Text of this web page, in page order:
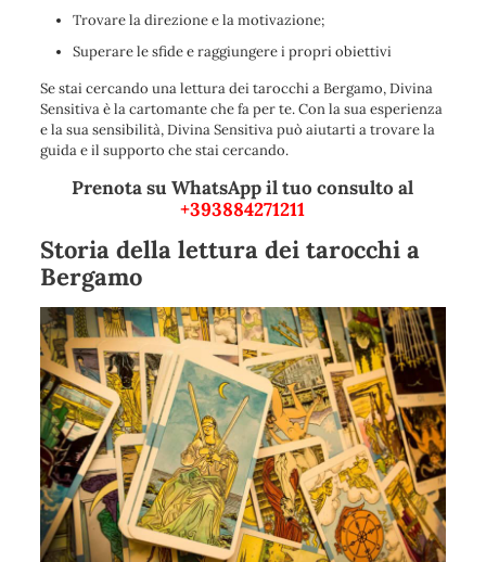
Trovare la direzione e la motivazione;
Superare le sfide e raggiungere i propri obiettivi
Se stai cercando una lettura dei tarocchi a Bergamo, Divina
Sensitiva è la cartomante che fa per te. Con la sua esperienza
e la sua sensibilità, Divina Sensitiva può aiutarti a trovare la
guida e il supporto che stai cercando.
Prenota su WhatsApp il tuo consulto al
+393884271211
Storia della lettura dei tarocchi a
Bergamo